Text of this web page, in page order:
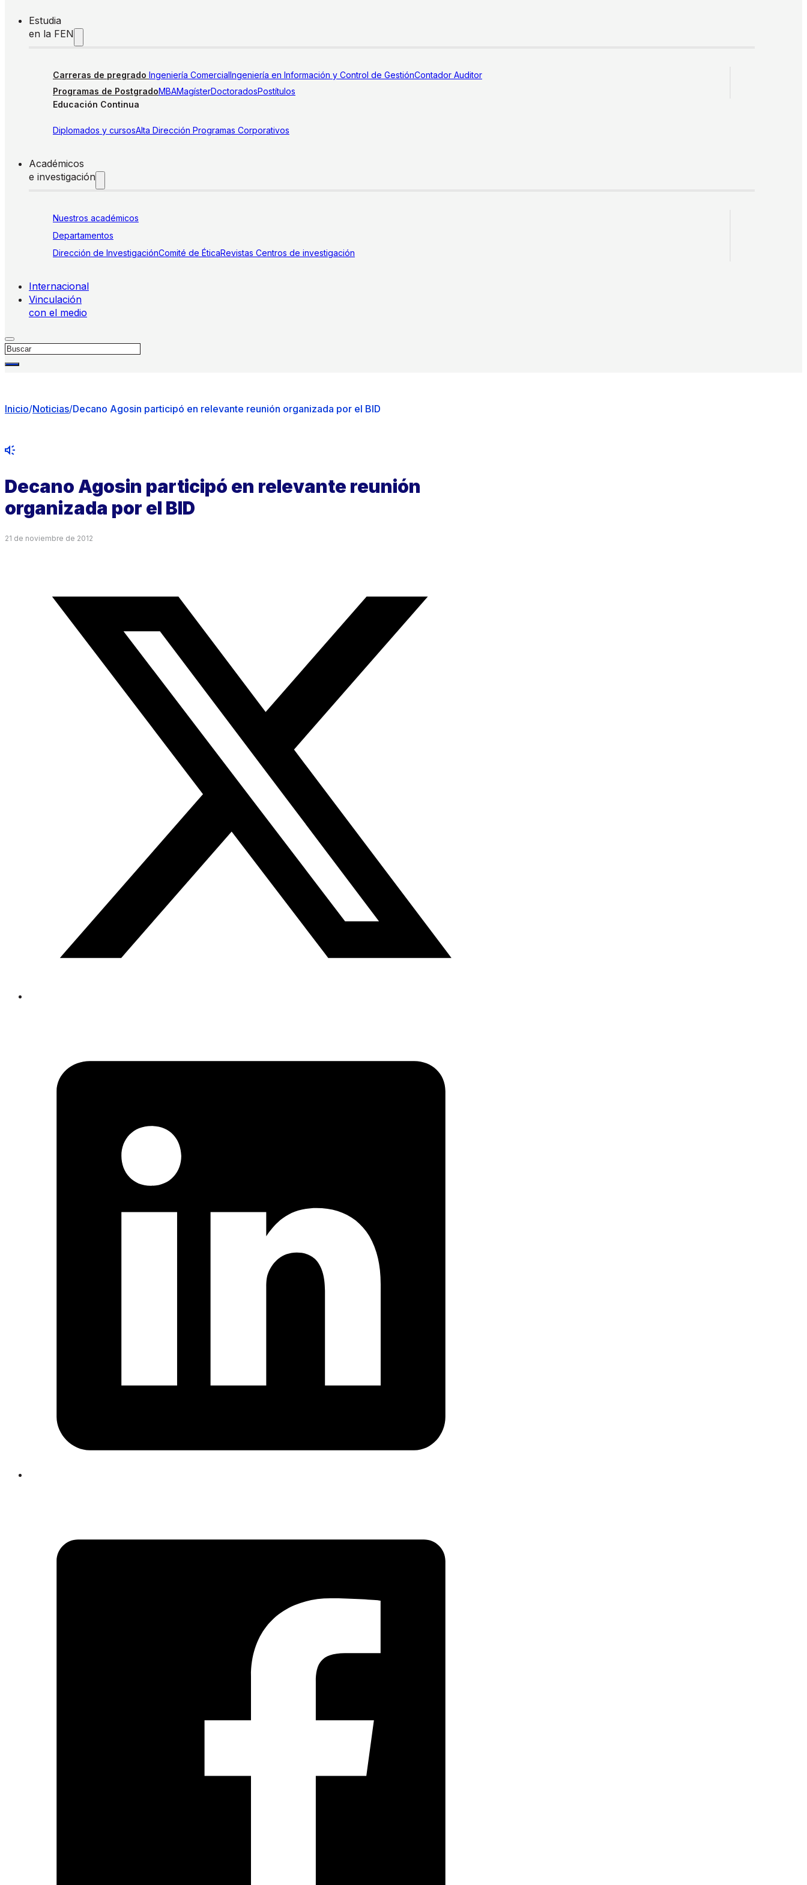
Estudia
en la FEN
Carreras de pregrado Ingeniería ComercialIngeniería en Información y Control de GestiónContador Auditor
Programas de PostgradoMBAMagísterDoctoradosPostítulos
Educación Continua
Diplomados y cursosAlta Dirección Programas Corporativos
Académicos
e investigación
Nuestros académicos
Departamentos
Dirección de InvestigaciónComité de ÉticaRevistas Centros de investigación
Internacional
Vinculación
con el medio
Buscar
Inicio/Noticias/Decano Agosin participó en relevante reunión organizada por el BID
Decano Agosin participó en relevante reunión
organizada por el BID
21 de noviembre de 2012